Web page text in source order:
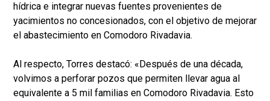
hídrica e integrar nuevas fuentes provenientes de
yacimientos no concesionados, con el objetivo de mejorar
el abastecimiento en Comodoro Rivadavia.
Al respecto, Torres destacó: «Después de una década,
volvimos a perforar pozos que permiten llevar agua al
equivalente a 5 mil familias en Comodoro Rivadavia. Esto